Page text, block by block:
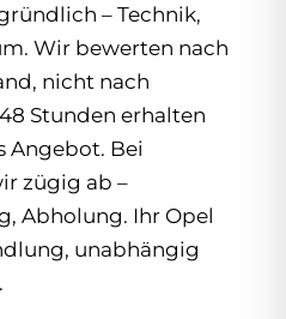
– Technik,
Wir bewerten nach
nicht nach
Stunden erhalten
Angebot. Bei
zügig ab –
Abholung. Ihr Opel
unabhängig